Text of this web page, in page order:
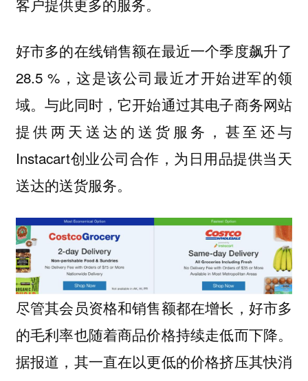
客户提供更多的服务。
好市多的在线销售额在最近一个季度飙升了
28.5 %，这是该公司最近才开始进军的领
域。与此同时，它开始通过其电子商务网站
提供两天送达的送货服务，甚至还与
Instacart创业公司合作，为日用品提供当天
送达的送货服务。
尽管其会员资格和销售额都在增长，好市多
的毛利率也随着商品价格持续走低而下降。
据报道，其一直在以更低的价格挤压其快消